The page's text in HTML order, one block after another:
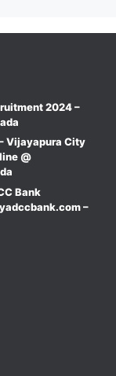
2024 –
Vijayapura City
@
Bank
–